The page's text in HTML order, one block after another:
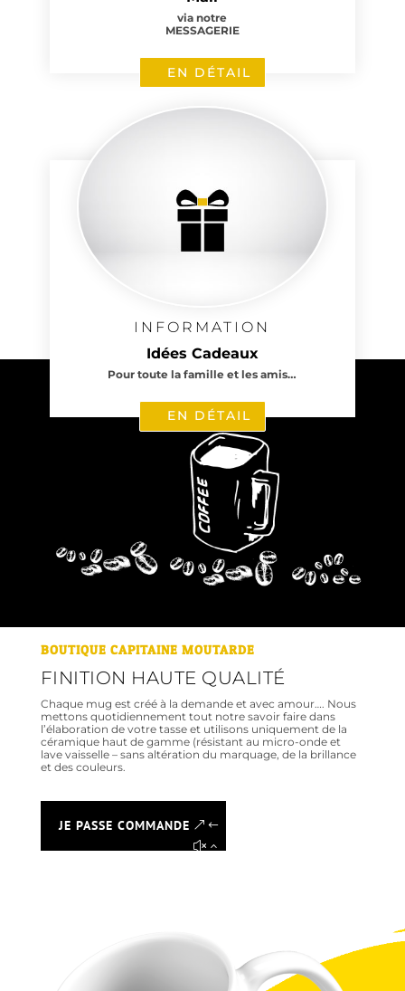
via notre
MESSAGERIE
EN DÉTAIL
INFORMATION
Idées Cadeaux
Pour toute la famille et les amis…
EN DÉTAIL
BOUTIQUE CAPITAINE MOUTARDE
FINITION HAUTE QUALITÉ
Chaque mug est créé à la demande et avec amour…. Nous
mettons quotidiennement tout notre savoir faire dans
l’élaboration de votre tasse et utilisons uniquement de la
céramique haut de gamme (résistant au micro-onde et
lave vaisselle – sans altération du marquage, de la brillance
et des couleurs.
JE PASSE COMMANDE